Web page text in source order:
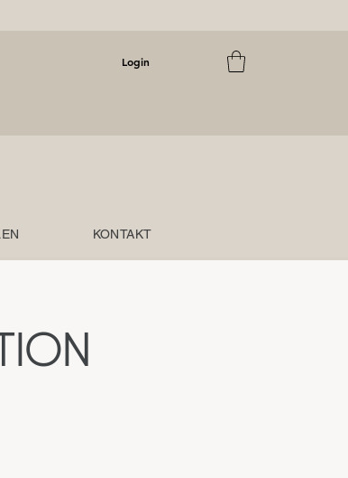
Login
KONTAKT